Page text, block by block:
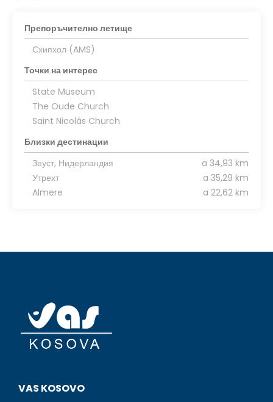
Препоръчително летище
Схипхол (AMS)
Точки на интерес
State Museum
The Oude Church
Saint Nicolás Church
Близки дестинации
Зеуст, Нидерландия
a 34,93 km
Утрехт
a 35,29 km
Almere
a 22,62 km
VAS KOSOVO